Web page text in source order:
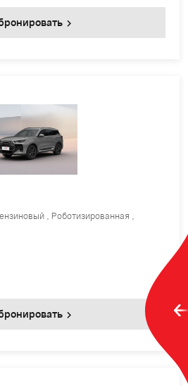
, Роботизированная ,